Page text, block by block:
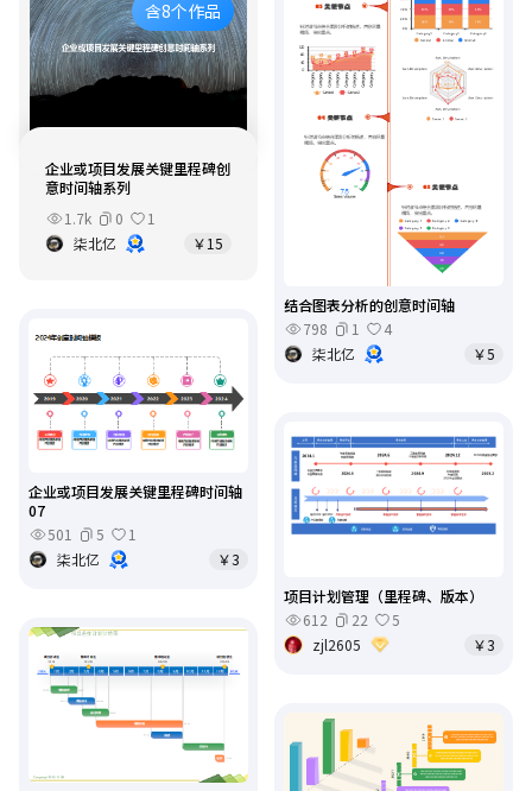
结合图表分析的创意时间轴
798
1
4
柒北亿
￥5
含8个作品
企业或项目发展关键里程碑创
意时间轴系列
1.7k
0
1
柒北亿
￥15
企业或项目发展关键里程碑时间轴
07
501
5
1
柒北亿
￥3
项目计划管理（里程碑、版本）
612
22
5
zjl2605
￥3